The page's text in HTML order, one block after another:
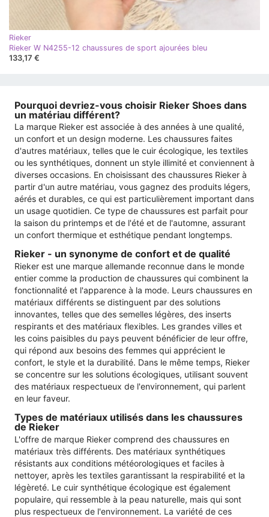
Rieker
Rieker W N4255-12 chaussures de sport ajourées bleu
133,17 €
Pourquoi devriez-vous choisir Rieker Shoes dans
un matériau différent?
La marque Rieker est associée à des années à une qualité,
un confort et un design moderne. Les chaussures faites
d'autres matériaux, telles que le cuir écologique, les textiles
ou les synthétiques, donnent un style illimité et conviennent à
diverses occasions. En choisissant des chaussures Rieker à
partir d'un autre matériau, vous gagnez des produits légers,
aérés et durables, ce qui est particulièrement important dans
un usage quotidien. Ce type de chaussures est parfait pour
la saison du printemps et de l'été et de l'automne, assurant
un confort thermique et esthétique pendant longtemps.
Rieker - un synonyme de confort et de qualité
Rieker est une marque allemande reconnue dans le monde
entier comme la production de chaussures qui combinent la
fonctionnalité et l'apparence à la mode. Leurs chaussures en
matériaux différents se distinguent par des solutions
innovantes, telles que des semelles légères, des inserts
respirants et des matériaux flexibles. Les grandes villes et
les coins paisibles du pays peuvent bénéficier de leur offre,
qui répond aux besoins des femmes qui apprécient le
confort, le style et la durabilité. Dans le même temps, Rieker
se concentre sur les solutions écologiques, utilisant souvent
des matériaux respectueux de l'environnement, qui parlent
en leur faveur.
Types de matériaux utilisés dans les chaussures
de Rieker
L'offre de marque Rieker comprend des chaussures en
matériaux très différents. Des matériaux synthétiques
résistants aux conditions météorologiques et faciles à
nettoyer, après les textiles garantissant la respirabilité et la
légèreté. Le cuir synthétique écologique est également
populaire, qui ressemble à la peau naturelle, mais qui sont
plus respectueux de l'environnement. La variété de ces